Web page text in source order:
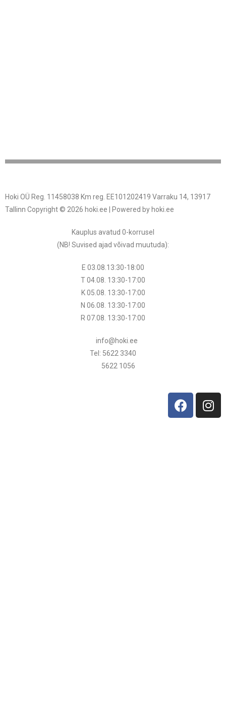
Hoki OÜ Reg. 11458038 Km reg. EE101202419 Varraku 14, 13917
Tallinn Copyright © 2026 hoki.ee | Powered by hoki.ee
Kauplus avatud 0-korrusel
(NB! Suvised ajad võivad muutuda):
E 03.08.13:30-18:00
T 04.08. 13:30-17:00
K 05.08. 13:30-17:00
N 06.08. 13:30-17:00
R 07.08. 13:30-17:00
info@hoki.ee
Tel: 5622 3340
5622 1056